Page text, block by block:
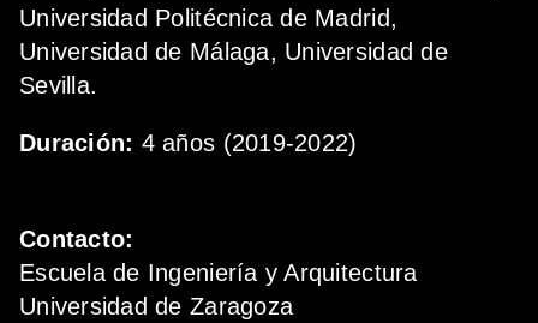
Universidad Politécnica de Madrid,
Universidad de Málaga, Universidad de
Sevilla.
Duración: 4 años (2019-2022)
Contacto:
Escuela de Ingeniería y Arquitectura
Universidad de Zaragoza